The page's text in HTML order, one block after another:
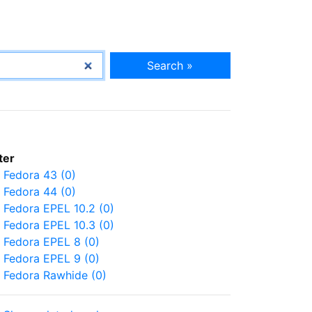
Search »
Fedora 43 (0)
Fedora 44 (0)
Fedora EPEL 10.2 (0)
Fedora EPEL 10.3 (0)
Fedora EPEL 8 (0)
Fedora EPEL 9 (0)
Fedora Rawhide (0)